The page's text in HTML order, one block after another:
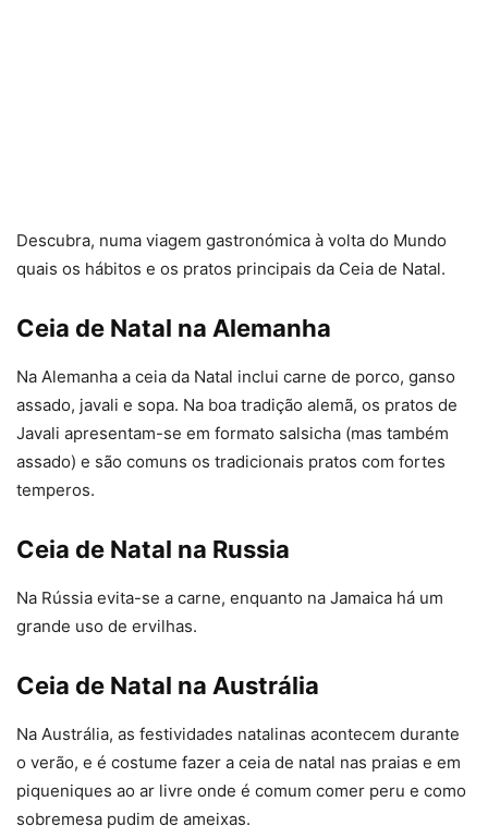
Descubra, numa viagem gastronómica à volta do Mundo
quais os hábitos e os pratos principais da Ceia de Natal.
Ceia de Natal na Alemanha
Na Alemanha a ceia da Natal inclui carne de porco, ganso
assado, javali e sopa. Na boa tradição alemã, os pratos de
Javali apresentam-se em formato salsicha (mas também
assado) e são comuns os tradicionais pratos com fortes
temperos.
Ceia de Natal na Russia
Na Rússia evita-se a carne, enquanto na Jamaica há um
grande uso de ervilhas.
Ceia de Natal na Austrália
Na Austrália, as festividades natalinas acontecem durante
o verão, e é costume fazer a ceia de natal nas praias e em
piqueniques ao ar livre onde é comum comer peru e como
sobremesa pudim de ameixas.